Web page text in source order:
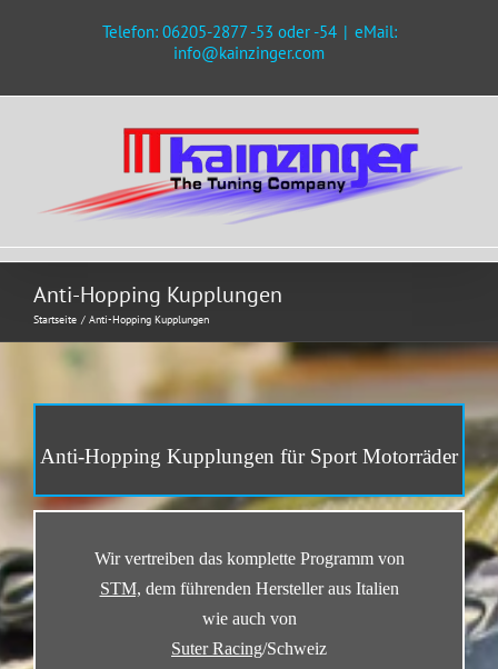
Telefon: 06205-2877 -53 oder -54 | eMail:
info@kainzinger.com
Anti-Hopping Kupplungen
Startseite Anti-Hopping Kupplungen
Anti-Hopping Kupplungen für Sport Motorräder
Wir vertreiben das komplette Programm von
STM, dem führenden Hersteller aus Italien
wie auch von
Suter Racing/Schweiz